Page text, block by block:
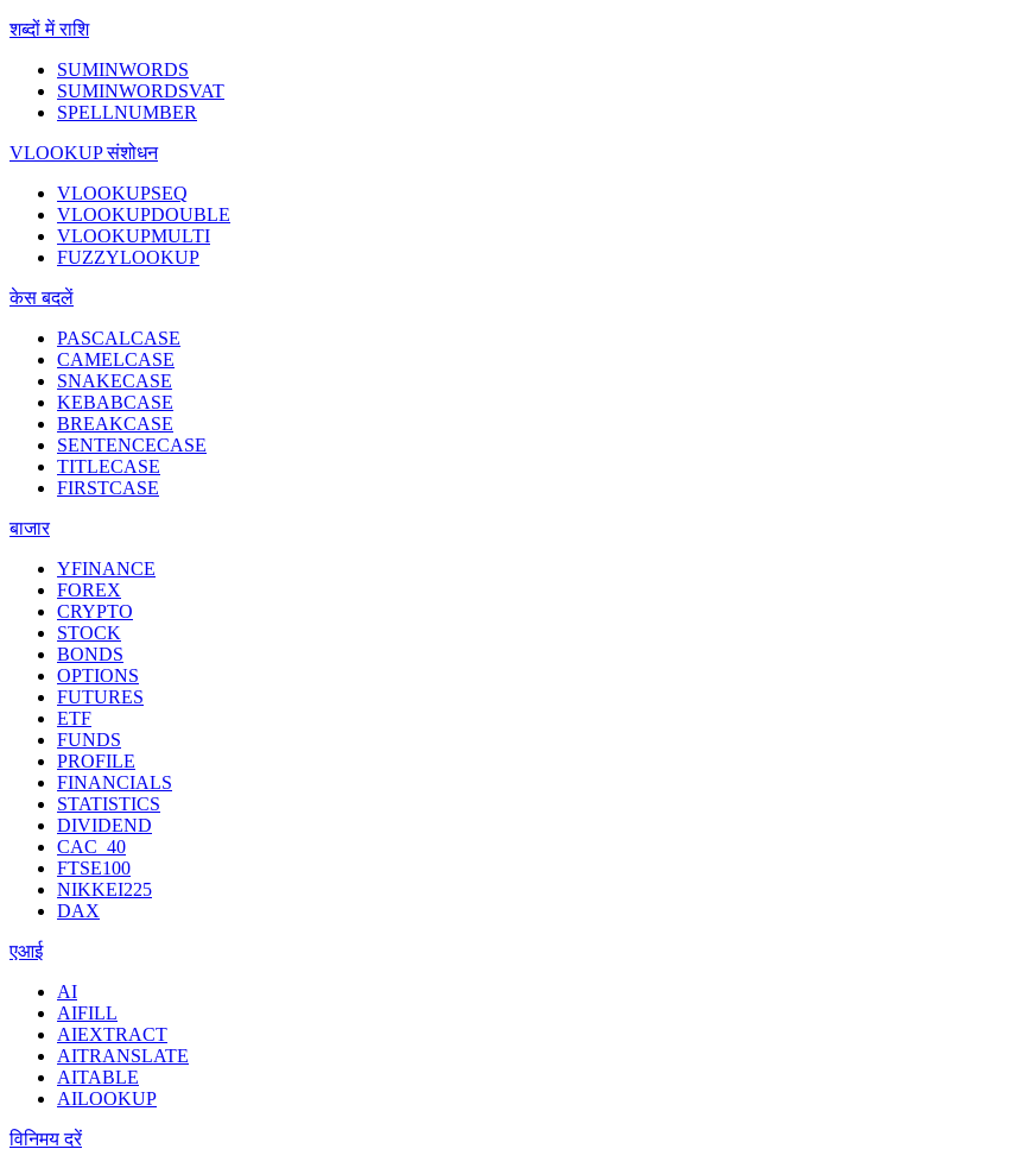
शब्दों में राशि
SUMINWORDS
SUMINWORDSVAT
SPELLNUMBER
VLOOKUP संशोधन
VLOOKUPSEQ
VLOOKUPDOUBLE
VLOOKUPMULTI
FUZZYLOOKUP
केस बदलें
PASCALCASE
CAMELCASE
SNAKECASE
KEBABCASE
BREAKCASE
SENTENCECASE
TITLECASE
FIRSTCASE
बाजार
YFINANCE
FOREX
CRYPTO
STOCK
BONDS
OPTIONS
FUTURES
ETF
FUNDS
PROFILE
FINANCIALS
STATISTICS
DIVIDEND
CAC_40
FTSE100
NIKKEI225
DAX
एआई
AI
AIFILL
AIEXTRACT
AITRANSLATE
AITABLE
AILOOKUP
विनिमय दरें